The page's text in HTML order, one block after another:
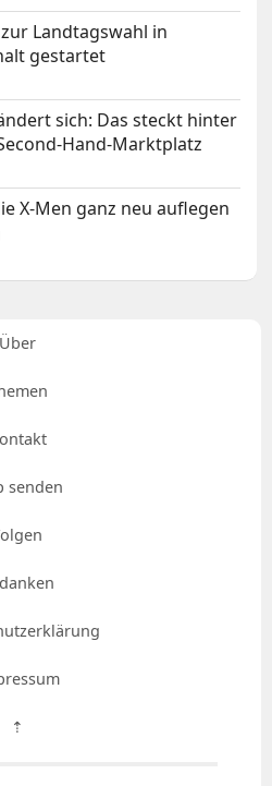
Landtagswahl in
gestartet
sich: Das steckt hinter
Hand-Marktplatz
X-Men ganz neu auflegen
Über
senden
⇡